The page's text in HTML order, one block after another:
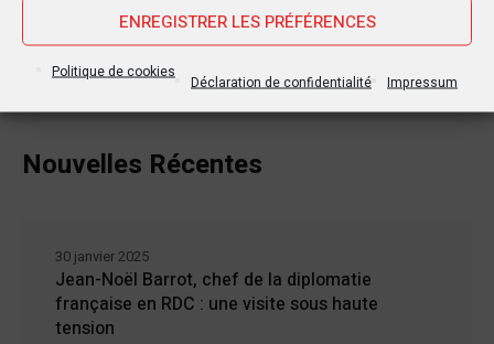
ENREGISTRER LES PRÉFÉRENCES
Politique de cookies
Déclaration de confidentialité Impressum
Nouvelles Récentes
Jean-Noël Barrot, chef de la diplomatie
française en RDC : une visite sous haute
tension
30 janvier 2025